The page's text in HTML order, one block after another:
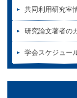
共同利用研究室
研究論文著者の
学会スケジュー